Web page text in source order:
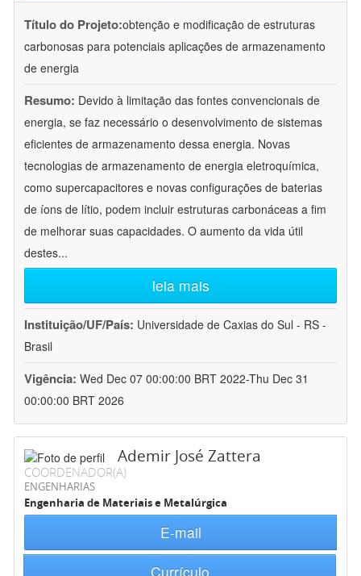
Título do Projeto:obtenção e modificação de estruturas
carbonosas para potenciais aplicações de armazenamento
de energia
Resumo: Devido à limitação das fontes convencionais de
energia, se faz necessário o desenvolvimento de sistemas
eficientes de armazenamento dessa energia. Novas
tecnologias de armazenamento de energia eletroquímica,
como supercapacitores e novas configurações de baterias
de íons de lítio, podem incluir estruturas carbonáceas a fim
de melhorar suas capacidades. O aumento da vida útil
destes...
leia mais
Instituição/UF/País: Universidade de Caxias do Sul - RS -
Brasil
Vigência: Wed Dec 07 00:00:00 BRT 2022-Thu Dec 31
00:00:00 BRT 2026
Ademir José Zattera
COORDENADOR(A)
ENGENHARIAS
Engenharia de Materiais e Metalúrgica
E-mail
Currículo